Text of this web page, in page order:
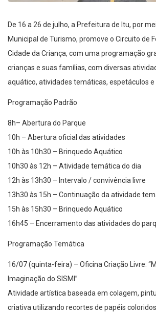
De 16 a 26 de julho, a Prefeitura de Itu, por
Municipal de Turismo, promove o Circuito de
Cidade da Criança, com uma programação
crianças e suas famílias, com diversas
aquático, atividades temáticas, espetáculos e
Programação Padrão
8h– Abertura do Parque
10h – Abertura oficial das atividades
10h às 10h30 – Brinquedo Aquático
10h30 às 12h – Atividade temática do dia
12h às 13h30 – Intervalo / convivência livre
13h30 às 15h – Continuação da atividade
15h às 15h30 – Brinquedo Aquático
16h45 – Encerramento das atividades do
Programação Temática
16/07 (quinta-feira) – Oficina Criação Livre:
Imaginação do SISMI”
Atividade artística baseada em colagem,
criativa utilizando recortes de papéis